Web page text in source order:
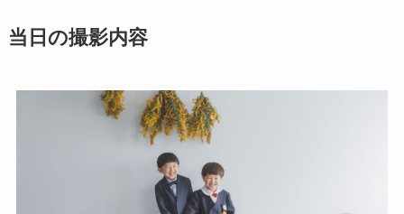
当日の撮影内容